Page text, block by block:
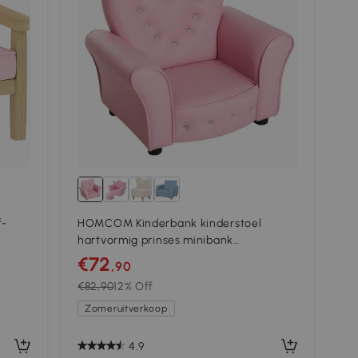
HOMCOM Kinderbank kinderstoel
hartvormig prinses minibank
kinderkamerbank met
€72,90
€82,9012% Off
Zomeruitverkoop
4.9